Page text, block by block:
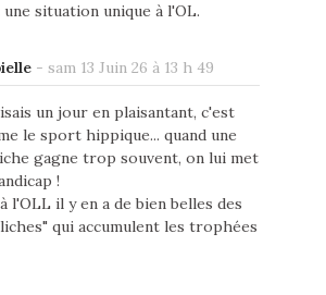
situation unique à l'OL.
- sam 13 Juin 26 à 13 h 49
un jour en plaisantant, c'est
le sport hippique... quand une
gagne trop souvent, on lui met
!
l'OLL il y en a de bien belles des
qui accumulent les trophées